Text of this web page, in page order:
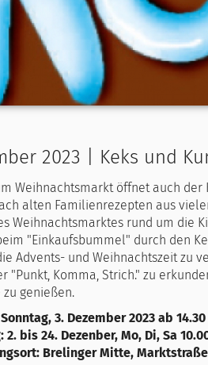
2023 | Keks und
Weihnachtsmarkt öffnet auch
alten Familienrezepten aus
Weihnachtsmarktes rund um die
"Einkaufsbummel" durch den
Advents- und Weihnachtszeit zu
"Punkt, Komma, Strich." zu
genießen.
3. Dezember 2023 ab 14.30
bis 24. Dezenber, Mo, Di, Sa
Brelinger Mitte,